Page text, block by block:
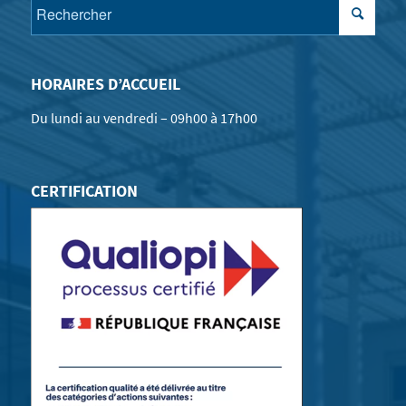
HORAIRES D’ACCUEIL
Du lundi au vendredi – 09h00 à 17h00
CERTIFICATION